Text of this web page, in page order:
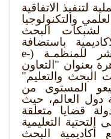
لتنفيذ الاتفاقية
والتكنولوجيا
لشبكات البحث
باستضافة
للمنظمـة (e-
بعنوان "التعاون
البحث والتعليم"
المستوى من
دول العالم، حيث
50 متحدثًا من 40 دولة قضايا متعلقة
التحتية التعليمية
أكاديمية البحث